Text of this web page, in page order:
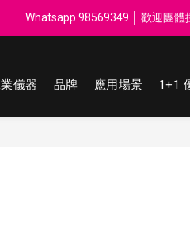
享每$50回贈$1 │ 滿HK$899 送 N-rit
Whatsapp 98569349 │ 歡迎團體
享每$50回贈$1 │ 滿HK$899 送 N-rit
儀器 品牌 應用場景 1+1